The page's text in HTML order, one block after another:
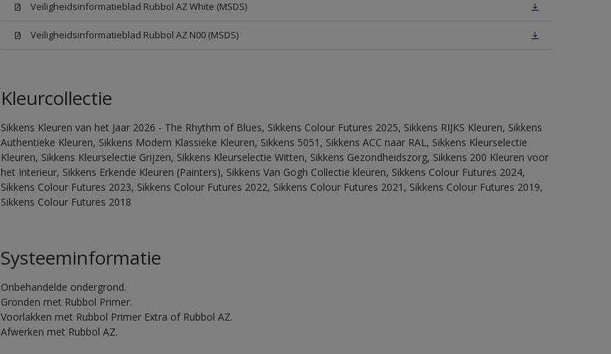
Veiligheidsinformatieblad Rubbol AZ White (MSDS)
Veiligheidsinformatieblad Rubbol AZ N00 (MSDS)
Kleurcollectie
Sikkens Kleuren van het Jaar 2026 - The Rhythm of Blues, Sikkens Colour Futures 2025, Sikkens RIJKS Kleuren, Sikkens
Authentieke Kleuren, Sikkens Modern Klassieke Kleuren, Sikkens 5051, Sikkens ACC naar RAL, Sikkens Kleurselectie
Kleuren, Sikkens Kleurselectie Grijzen, Sikkens Kleurselectie Witten, Sikkens Gezondheidszorg, Sikkens 200 Kleuren voor
het Interieur, Sikkens Erkende Kleuren (Painters), Sikkens Van Gogh Collectie kleuren, Sikkens Colour Futures 2024,
Sikkens Colour Futures 2023, Sikkens Colour Futures 2022, Sikkens Colour Futures 2021, Sikkens Colour Futures 2019,
Sikkens Colour Futures 2018
Systeeminformatie
Onbehandelde ondergrond.
Gronden met Rubbol Primer.
Voorlakken met Rubbol Primer Extra of Rubbol AZ.
Afwerken met Rubbol AZ.